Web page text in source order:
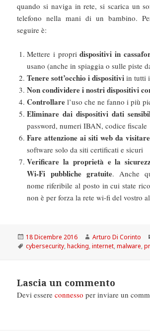
quando si naviga in rete, si scarica un
telefono nella mani di un bambino.
seguire è:
Mettere i propridispositivi in
usano (anche in spiaggia o sulle piste
Tenere sott’occhio i dispositivi in tutti
Non condividere i nostri dispositivi
Controllare l’uso che ne fanno i più
Eliminare dai dispositivi dati
password, numeri IBAN, codice fiscale
Fare attenzione ai siti web da visitare
software solo da siti certificati e sicuri
Verificare la proprietà e la
Wi-Fi pubbliche gratuite. Anche
nome riferibile al posto in cui state
non è per forza la rete wi-fi del vostro
Scritto
il
18 Dicembre 2016 Autore
Arturo Di Corinto
Tag
cybersecurity,hacking,internet,malware,
Lascia un commento
Devi essereconnesso per inviare un